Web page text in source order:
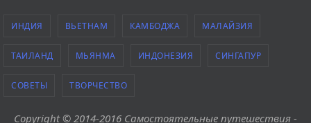
ИНДИЯ ВЬЕТНАМ КАМБОДЖА МАЛАЙЗИЯ
ТАИЛАНД МЬЯНМА ИНДОНЕЗИЯ СИНГАПУР
СОВЕТЫ ТВОРЧЕСТВО
Copyright © 2014-2016 Самостоятельные путешествия -